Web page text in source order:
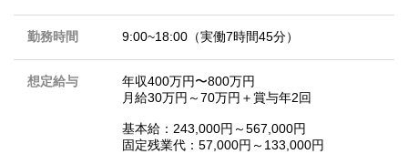
勤務時間 9:00~18:00（実働7時間45分）
想定給与
年収400万円〜800万円
月給30万円～70万円＋賞与年2回
基本給：243,000円～567,000円
固定残業代：57,000円～133,000円